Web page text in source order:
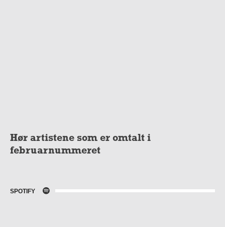
Hør artistene som er omtalt i
februarnummeret
SPOTIFY